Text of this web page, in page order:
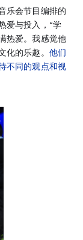
乐会节目编排的
爱与投入，“学
热爱。我感觉他
的乐趣。 他们
不同的观点和视